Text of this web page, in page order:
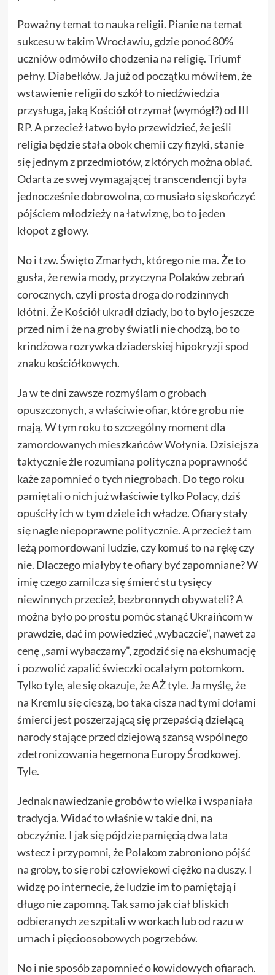
Poważny temat to nauka religii. Pianie na temat
sukcesu w takim Wrocławiu, gdzie ponoć 80%
uczniów odmówiło chodzenia na religię. Triumf
pełny. Diabełków. Ja już od początku mówiłem, że
wstawienie religii do szkół to niedźwiedzia
przysługa, jaką Kościół otrzymał (wymógł?) od III
RP. A przecież łatwo było przewidzieć, że jeśli
religia będzie stała obok chemii czy fizyki, stanie
się jednym z przedmiotów, z których można oblać.
Odarta ze swej wymagającej transcendencji była
jednocześnie dobrowolna, co musiało się skończyć
pójściem młodzieży na łatwiznę, bo to jeden
kłopot z głowy.
No i tzw. Święto Zmarłych, którego nie ma. Że to
gusła, że rewia mody, przyczyna Polaków zebrań
corocznych, czyli prosta droga do rodzinnych
kłótni. Że Kościół ukradł dziady, bo to było jeszcze
przed nim i że na groby światli nie chodzą, bo to
krindżowa rozrywka dziaderskiej hipokryzji spod
znaku kościółkowych.
Ja w te dni zawsze rozmyślam o grobach
opuszczonych, a właściwie ofiar, które grobu nie
mają. W tym roku to szczególny moment dla
zamordowanych mieszkańców Wołynia. Dzisiejsza
taktycznie źle rozumiana polityczna poprawność
każe zapomnieć o tych niegrobach. Do tego roku
pamiętali o nich już właściwie tylko Polacy, dziś
opuściły ich w tym dziele ich władze. Ofiary stały
się nagle niepoprawne politycznie. A przecież tam
leżą pomordowani ludzie, czy komuś to na rękę czy
nie. Dlaczego miałyby te ofiary być zapomniane? W
imię czego zamilcza się śmierć stu tysięcy
niewinnych przecież, bezbronnych obywateli? A
można było po prostu pomóc stanąć Ukraińcom w
prawdzie, dać im powiedzieć „wybaczcie”, nawet za
cenę „sami wybaczamy”, zgodzić się na ekshumację
i pozwolić zapalić świeczki ocalałym potomkom.
Tylko tyle, ale się okazuje, że AŻ tyle. Ja myślę, że
na Kremlu się cieszą, bo taka cisza nad tymi dołami
śmierci jest poszerzającą się przepaścią dzielącą
narody stające przed dziejową szansą wspólnego
zdetronizowania hegemona Europy Środkowej.
Tyle.
Jednak nawiedzanie grobów to wielka i wspaniała
tradycja. Widać to właśnie w takie dni, na
obczyźnie. I jak się pójdzie pamięcią dwa lata
wstecz i przypomni, że Polakom zabroniono pójść
na groby, to się robi człowiekowi ciężko na duszy. I
widzę po internecie, że ludzie im to pamiętają i
długo nie zapomną. Tak samo jak ciał bliskich
odbieranych ze szpitali w workach lub od razu w
urnach i pięcioosobowych pogrzebów.
No i nie sposób zapomnieć o kowidowych ofiarach.